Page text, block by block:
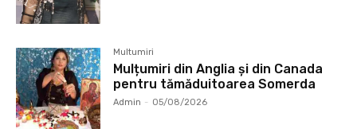
Multumiri
Mulțumiri din Anglia și din Canada
pentru tămăduitoarea Somerda
Admin - 05/08/2026